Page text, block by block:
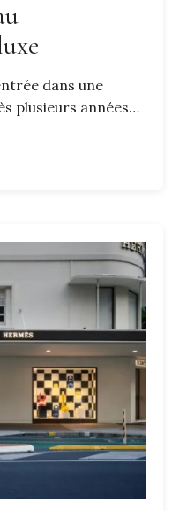
dans une
plusieurs années…